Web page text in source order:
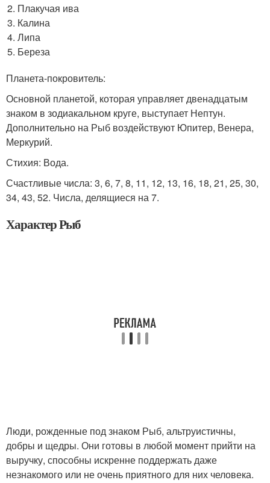
Плакучая ива
Калина
Липа
Береза
Планета-покровитель:
Основной планетой, которая управляет двенадцатым
знаком в зодиакальном круге, выступает Нептун.
Дополнительно на Рыб воздействуют Юпитер, Венера,
Меркурий.
Стихия: Вода.
Счастливые числа: 3, 6, 7, 8, 11, 12, 13, 16, 18, 21, 25, 30,
34, 43, 52. Числа, делящиеся на 7.
Характер Рыб
Люди, рожденные под знаком Рыб, альтруистичны,
добры и щедры. Они готовы в любой момент прийти на
выручку, способны искренне поддержать даже
незнакомого или не очень приятного для них человека.